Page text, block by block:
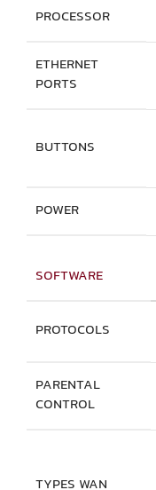
PROCESSOR
ETHERNET
PORTS
BUTTONS
POWER
SOFTWARE
PROTOCOLS
PARENTAL
CONTROL
TYPES WAN